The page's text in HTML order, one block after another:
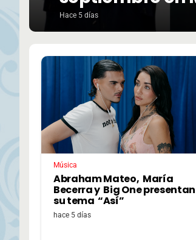
Hace 5 días
Música
Abraham Mateo, María
Becerra y Big One presentan
su tema “Así”
hace 5 días